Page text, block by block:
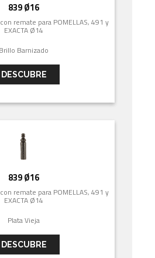
839 Ø16
remate para POMELLAS, 491 y
EXACTA Ø14
Brillo Barnizado
DESCUBRE
839 Ø16
remate para POMELLAS, 491 y
EXACTA Ø14
Plata Vieja
DESCUBRE